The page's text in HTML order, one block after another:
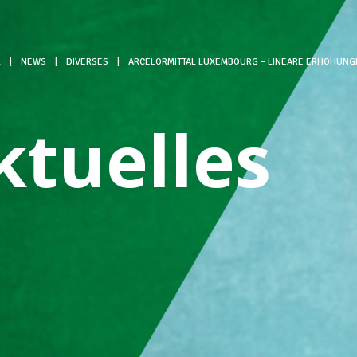
NEWS DIVERSES ARCELORMITTAL LUXEMBOURG – LINEARE